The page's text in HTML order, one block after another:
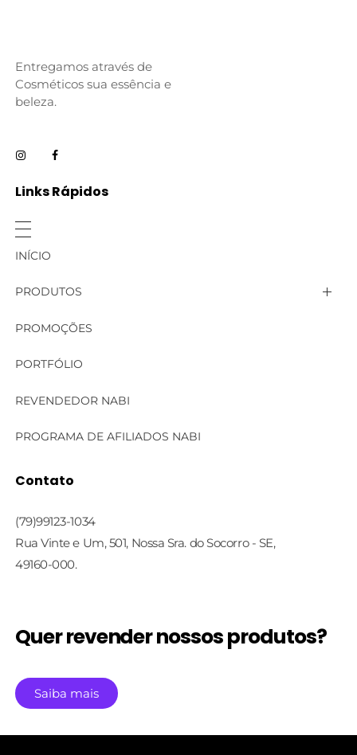
Entregamos através de
Cosméticos sua essência e
beleza.
Links Rápidos
INÍCIO
PRODUTOS
Linha Aromas de Nabi
Linha Bella
Linha Corporal
Linha Cosmecêutica
PROMOÇÕES
PORTFÓLIO
REVENDEDOR NABI
PROGRAMA DE AFILIADOS NABI
Contato
(79)99123-1034
Rua Vinte e Um, 501, Nossa Sra. do Socorro - SE,
49160-000.
Quer revender nossos produtos?
Saiba mais